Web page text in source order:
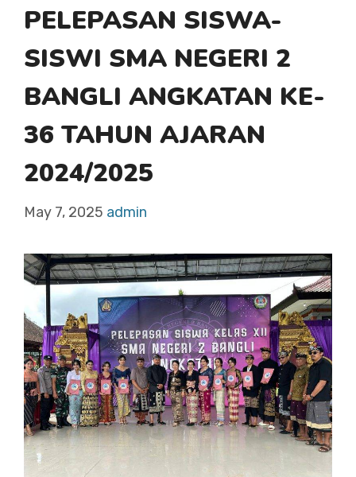
PELEPASAN SISWA-
SISWI SMA NEGERI 2
BANGLI ANGKATAN KE-
36 TAHUN AJARAN
2024/2025
May 7, 2025 admin